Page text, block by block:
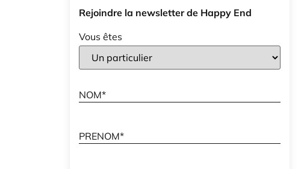
Rejoindre la newsletter de Happy End
Vous êtes